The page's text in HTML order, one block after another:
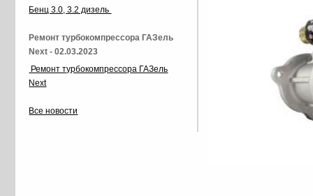
Бенц 3.0, 3.2 дизель
Ремонт турбокомпрессора ГАЗель
Next - 02.03.2023
Ремонт турбокомпрессора ГАЗель
Next
Все новости